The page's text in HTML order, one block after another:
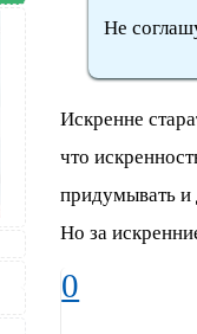
Не
Искренне
что
придумывать и
Но за
0